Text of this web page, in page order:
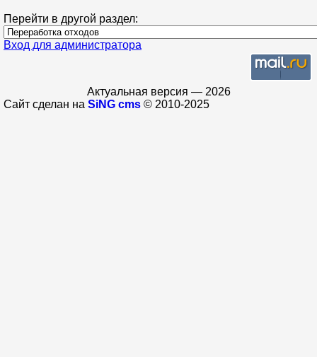
Перейти в другой раздел:
Вход для администратора
Актуальная версия — 2026
Сайт сделан на SiNG cms © 2010-2025